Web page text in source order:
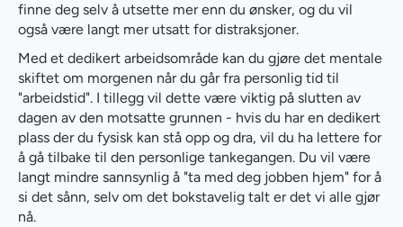
finne deg selv å utsette mer enn du ønsker, og du vil
også være langt mer utsatt for distraksjoner.
Med et dedikert arbeidsområde kan du gjøre det mentale
skiftet om morgenen når du går fra personlig tid til
"arbeidstid". I tillegg vil dette være viktig på slutten av
dagen av den motsatte grunnen - hvis du har en dedikert
plass der du fysisk kan stå opp og dra, vil du ha lettere for
å gå tilbake til den personlige tankegangen. Du vil være
langt mindre sannsynlig å "ta med deg jobben hjem" for å
si det sånn, selv om det bokstavelig talt er det vi alle gjør
nå.